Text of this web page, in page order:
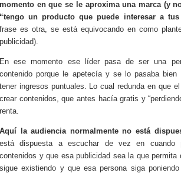
momento en que se le aproxima una marca (y
“tengo un producto que puede interesar a tus
frase es otra, se está equivocando en como
publicidad).
En ese momento ese líder pasa de ser una
contenido porque le apetecía y se lo pasaba bien
tener ingresos puntuales. Lo cual redunda en que
crear contenidos, que antes hacía gratis y
renta.
Aquí la audiencia normalmente no está
está dispuesta a escuchar de vez en cuando
contenidos y que esa publicidad sea la que permita
sigue existiendo y que esa persona siga